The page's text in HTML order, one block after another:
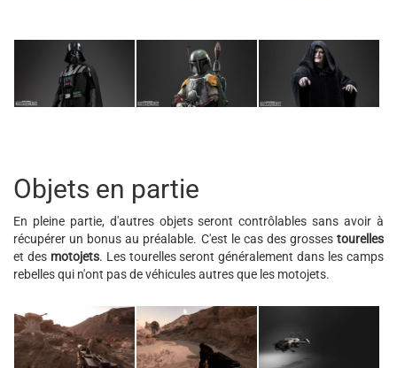
Objets en partie
En pleine partie, d'autres objets seront contrôlables sans avoir à
récupérer un bonus au préalable. C'est le cas des grosses tourelles
et des motojets. Les tourelles seront généralement dans les camps
rebelles qui n'ont pas de véhicules autres que les motojets.